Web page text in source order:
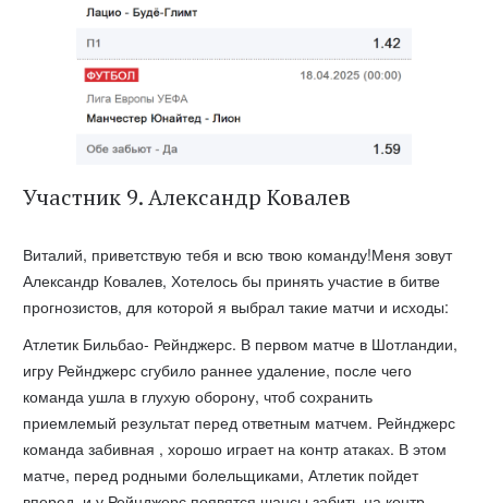
Участник 9. Александр Ковалев
Виталий, приветствую тебя и всю твою команду!Меня зовут
Александр Ковалев, Хотелось бы принять участие в битве
прогнозистов, для которой я выбрал такие матчи и исходы:
Атлетик Бильбао- Рейнджерс. В первом матче в Шотландии,
игру Рейнджерс сгубило раннее удаление, после чего
команда ушла в глухую оборону, чтоб сохранить
приемлемый результат перед ответным матчем. Рейнджерс
команда забивная , хорошо играет на контр атаках. В этом
матче, перед родными болельщиками, Атлетик пойдет